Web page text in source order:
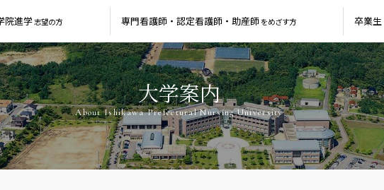
院進学志望の方 専門看護師・ 認定看護師・ 助産師 をめざす方 卒業
大学案内
About Ishikawa Prefectural Nursing University